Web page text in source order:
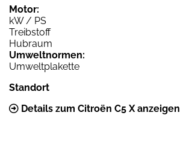
Motor:
kW / PS
Treibstoff
Hubraum
Umweltnormen:
Umweltplakette
Standort
Details zum Citroën C5 X anzeigen